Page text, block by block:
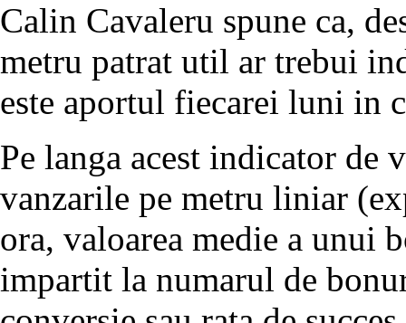
Calin Cavaleru spune ca,
metru patrat util ar trebui
este aportul fiecarei luni in
Pe langa acest indicator de
vanzarile pe metru liniar
ora, valoarea medie a unui
impartit la numarul de